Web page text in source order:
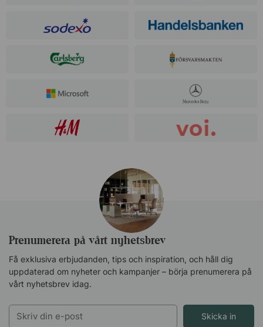
Prenumerera på vårt nyhetsbrev
Få exklusiva erbjudanden, tips och inspiration, och håll dig
uppdaterad om nyheter och kampanjer – börja prenumerera på
vårt nyhetsbrev idag.
Skicka in